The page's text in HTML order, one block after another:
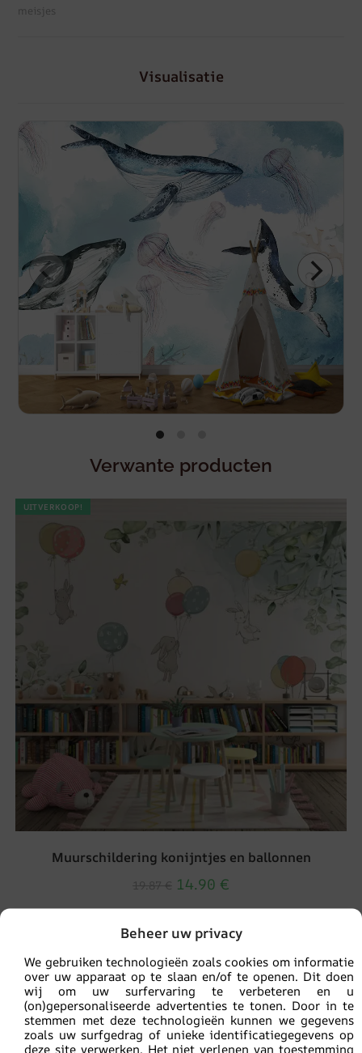
Beheer uw privacy
We gebruiken technologieën zoals cookies om informatie
over uw apparaat op te slaan en/of te openen. Dit doen
wij om uw surfervaring te verbeteren en u
(on)gepersonaliseerde advertenties te tonen. Door in te
stemmen met deze technologieën kunnen we gegevens
zoals uw surfgedrag of unieke identificatiegegevens op
deze site verwerken. Het niet verlenen van toestemming
meisjes
Visualisatie
Verwante producten
UITVERKOOP!
Muurschildering konijntjes en ballonnen
14.90 €